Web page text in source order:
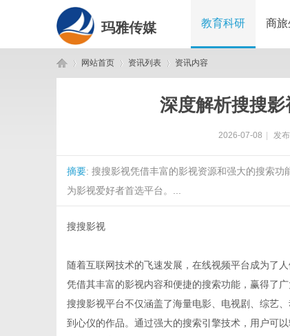
玛雅传媒 教育科研 商
网站首页 资讯列表 资讯内容
深度解析搜搜
2026-07-08 发
摘要: 搜搜影视凭借丰富的影视资源和强大的搜索
为影视爱好者首选平台。...
搜搜影视
随着互联网技术的飞速发展，在线视频平台成为了
凭借其丰富的影视内容和便捷的搜索功能，赢得了广
搜搜影视平台不仅涵盖了海量电影、电视剧、综艺
到心仪的作品。通过强大的搜索引擎技术，用户可